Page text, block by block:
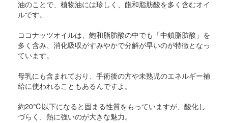
油のことで、植物油には珍しく、飽和脂肪酸を多く含むオイ
ルです。
ココナッツオイルは、飽和脂肪酸の中でも「中鎖脂肪酸」を
多く含み、消化吸収がすみやかで分解が早いのが特徴となっ
ています。
母乳にも含まれており、手術後の方や未熟児のエネルギー補
給に使われることもあるんですよ。
約20℃以下になると固まる性質をもっていますが、酸化し
づらく、熱に強いのが大きな魅力。